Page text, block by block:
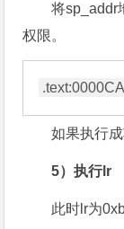
将sp_addr
权限。
如果执行
5）执行lr
此时lr为